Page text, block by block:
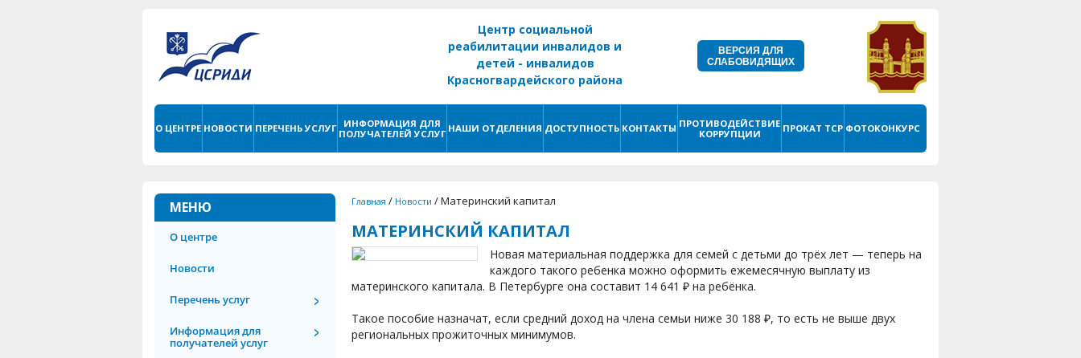
Центр социальной
реабилитации инвалидов и
детей - инвалидов
Красногвардейского района
ВЕРСИЯ ДЛЯ
СЛАБОВИДЯЩИХ
О ЦЕНТРЕ НОВОСТИ ПЕРЕЧЕНЬ УСЛУГ
ИНФОРМАЦИЯ ДЛЯ
ПОЛУЧАТЕЛЕЙ УСЛУГ НАШИ ОТДЕЛЕНИЯ ДОСТУПНОСТЬ КОНТАКТЫ ПРОТИВОДЕЙСТВИЕ
КОРРУПЦИИ
ПРОКАТ ТСР ФОТОКОНКУРС
МЕНЮ
О центре
Новости
Перечень услуг
Информация для
получателей услуг
Главная / Новости /Материнский капитал
МАТЕРИНСКИЙ КАПИТАЛ
Новая материальная поддержка для семей с детьми до трёх лет — теперь на
каждого такого ребенка можно оформить ежемесячную выплату из
материнского капитала. В Петербурге она составит 14 641 ₽ на ребёнка.
Такое пособие назначат, если средний доход на члена семьи ниже 30 188 ₽, то есть не выше двух
региональных прожиточных минимумов.